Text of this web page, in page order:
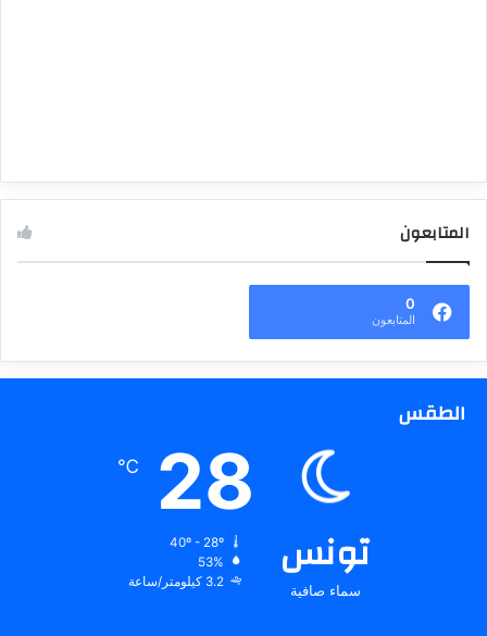
المتابعون
0
المتابعون
الطقس
تونس
سماء صافية
28
℃
53%
3.2 كيلومتر/ساعة